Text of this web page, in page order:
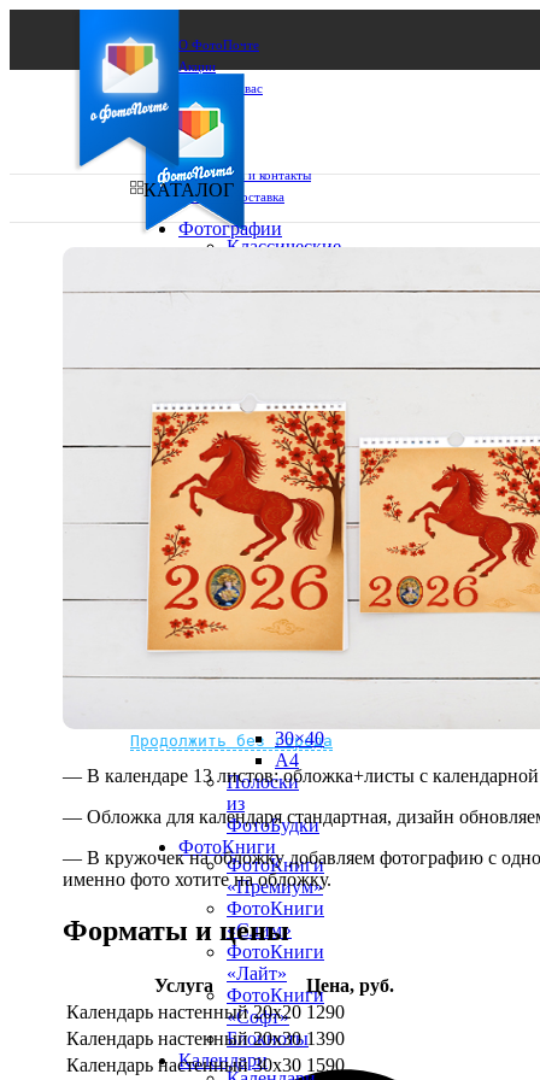
О ФотоПочте
Акции
Сделаем за вас
Бизнесу
FAQ
Франшиза
Поддержка и контакты
Оплата и доставка
Продолжить без города
КАТАЛОГ
Фотографии
Классические
10х10
15х20
20х30
30х30
30х40
А4
Фото
рамке
10х10
10×15
13×18
15×15
15×20
20×20
30×40
A4
Полоски
из
ФотоБудки
ФотоКниги
ФотоКниги
«Премиум»
ФотоКниги
«Слим»
ФотоКниги
«Лайт»
ФотоКниги
«Софт»
Блокноты
Календари
— В календаре 13 листов: обложка+листы с календарной
— Обложка для календаря стандартная, дизайн
— В кружочек на обложку добавляем фотографию с
именно фото хотите на обложку.
Форматы и цены
Услуга
Цена, руб.
Календарь настенный 20х20 1290
Календарь настенный 20х30 1390
Календарь настенный 30х30 1590